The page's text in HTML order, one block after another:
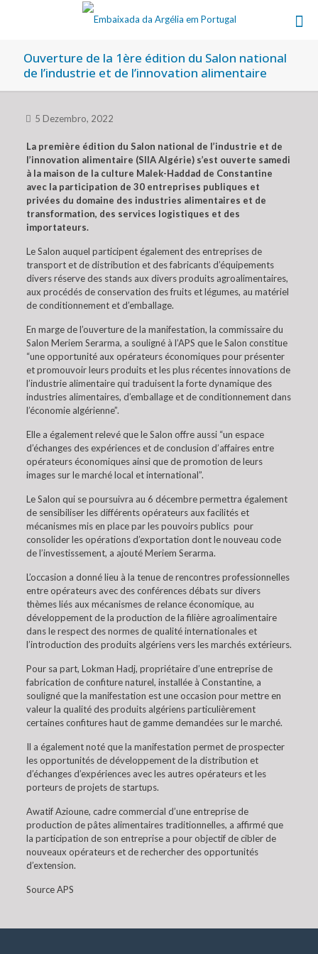
Ouverture de la 1ère édition du Salon national
de l’industrie et de l’innovation alimentaire
5 Dezembro, 2022
La première édition du Salon national de l’industrie et de
l’innovation alimentaire (SIIA Algérie) s’est ouverte samedi
à la maison de la culture Malek-Haddad de Constantine
avec la participation de 30 entreprises publiques et
privées du domaine des industries alimentaires et de
transformation, des services logistiques et des
importateurs.
Le Salon auquel participent également des entreprises de
transport et de distribution et des fabricants d’équipements
divers réserve des stands aux divers produits agroalimentaires,
aux procédés de conservation des fruits et légumes, au matériel
de conditionnement et d’emballage.
En marge de l’ouverture de la manifestation, la commissaire du
Salon Meriem Serarma, a souligné à l’APS que le Salon constitue
“une opportunité aux opérateurs économiques pour présenter
et promouvoir leurs produits et les plus récentes innovations de
l’industrie alimentaire qui traduisent la forte dynamique des
industries alimentaires, d’emballage et de conditionnement dans
l’économie algérienne”.
Elle a également relevé que le Salon offre aussi “un espace
d’échanges des expériences et de conclusion d’affaires entre
opérateurs économiques ainsi que de promotion de leurs
images sur le marché local et international”.
Le Salon qui se poursuivra au 6 décembre permettra également
de sensibiliser les différents opérateurs aux facilités et
mécanismes mis en place par les pouvoirs publics pour
consolider les opérations d’exportation dont le nouveau code
de l’investissement, a ajouté Meriem Serarma.
L’occasion a donné lieu à la tenue de rencontres professionnelles
entre opérateurs avec des conférences débats sur divers
thèmes liés aux mécanismes de relance économique, au
développement de la production de la filière agroalimentaire
dans le respect des normes de qualité internationales et
l’introduction des produits algériens vers les marchés extérieurs.
Pour sa part, Lokman Hadj, propriétaire d’une entreprise de
fabrication de confiture naturel, installée à Constantine, a
souligné que la manifestation est une occasion pour mettre en
valeur la qualité des produits algériens particulièrement
certaines confitures haut de gamme demandées sur le marché.
Il a également noté que la manifestation permet de prospecter
les opportunités de développement de la distribution et
d’échanges d’expériences avec les autres opérateurs et les
porteurs de projets de startups.
Awatif Azioune, cadre commercial d’une entreprise de
production de pâtes alimentaires traditionnelles, a affirmé que
la participation de son entreprise a pour objectif de cibler de
nouveaux opérateurs et de rechercher des opportunités
d’extension.
Source APS